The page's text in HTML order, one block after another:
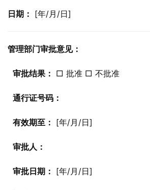
日期： [年/月/日]
管理部门审批意见：
审批结果： □ 批准 □ 不批准
通行证号码：
有效期至： [年/月/日]
审批人：
审批日期： [年/月/日]